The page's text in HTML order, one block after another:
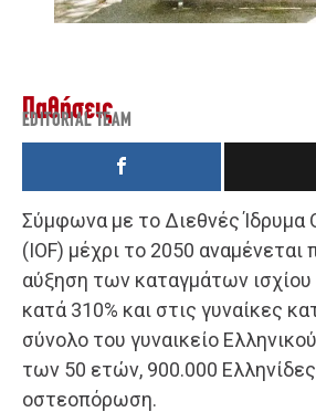
Παθήσεις
EDITORIAL TEAM
Σύμφωνα με το Διεθνές
(IOF) μέχρι το 2050 αναμένεται
αύξηση των καταγμάτων
κατά 310% και στις γυναίκες
σύνολο του γυναικείο
των 50 ετών, 900.000
οστεοπόρωση.